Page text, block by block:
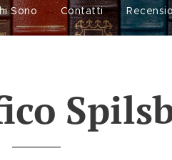
Sono Contatti